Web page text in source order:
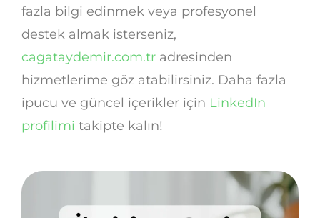
fazla bilgi edinmek veya profesyonel
destek almak isterseniz,
cagataydemir.com.tr adresinden
hizmetlerime göz atabilirsiniz. Daha fazla
ipucu ve güncel içerikler için LinkedIn
profilimi takipte kalın!